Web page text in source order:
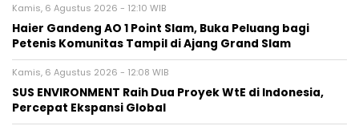
Kamis, 6 Agustus 2026 - 12:10 WIB
Haier Gandeng AO 1 Point Slam, Buka Peluang bagi
Petenis Komunitas Tampil di Ajang Grand Slam
Kamis, 6 Agustus 2026 - 12:08 WIB
SUS ENVIRONMENT Raih Dua Proyek WtE di Indonesia,
Percepat Ekspansi Global